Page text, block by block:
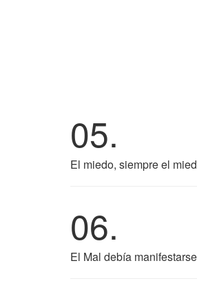
05.
El miedo, siempre el
06.
El Mal debía